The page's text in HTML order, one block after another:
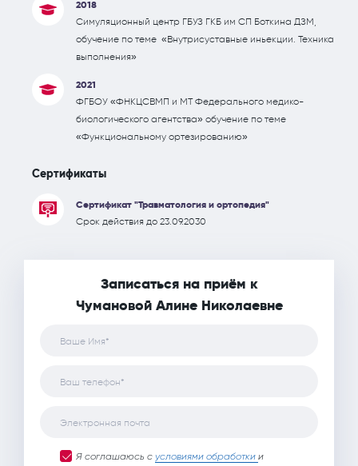
2018
Симуляционный центр ГБУЗ ГКБ им СП Боткина ДЗМ,
обучение по теме «Внутрисуставные иньекции. Техника
выполнения»
2021
ФГБОУ «ФНКЦСВМП и МТ Федерального медико-
биологического агентства» обучение по теме
«Функциональному ортезированию»
Сертификаты
Сертификат "Травматология и ортопедия"
Срок действия до 23.09.2030
Записаться на приём к
Чумановой Алине Николаевне
Ваше Имя*
Ваш телефон*
Электронная почта
Я соглашаюсь с условиями обработки и